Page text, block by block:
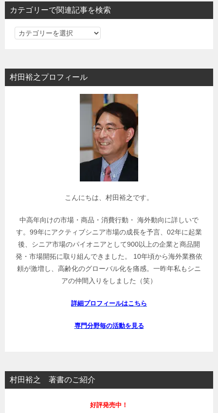
カテゴリーで関連記事を検索
カ
リ
ー
村田裕之プロフィール
こんにちは、村田裕之です。
中高年向けの市場・商品・消費行動・ 海外動向に詳しいで
す。99年にアクティブシニア市場の成長を予言、02年に起業
後、シニア市場のパイオニアとして900以上の企業と商品開
発・市場開拓に取り組んできました。 10年頃から海外業務依
頼が激増し、高齢化のグローバル化を痛感。一昨年私もシニ
アの仲間入りをしました（笑）
詳細プロフィールはこちら
専門分野毎の活動を見る
村田裕之 著書のご紹介
好評発売中！